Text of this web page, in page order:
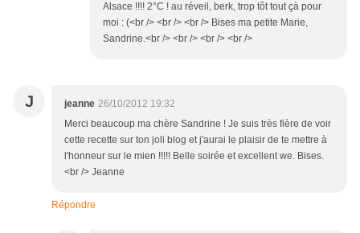
Alsace !!!! 2°C ! au réveil, berk, trop tôt tout çà pour
moi : (<br /> <br /> <br /> Bises ma petite Marie,
Sandrine.<br /> <br /> <br /> <br />
J jeanne 26/10/2012 19:32
Merci beaucoup ma chère Sandrine ! Je suis très fière de voir
cette recette sur ton joli blog et j'aurai le plaisir de te mettre à
l'honneur sur le mien !!!!! Belle soirée et excellent we. Bises.
<br /> Jeanne
Répondre